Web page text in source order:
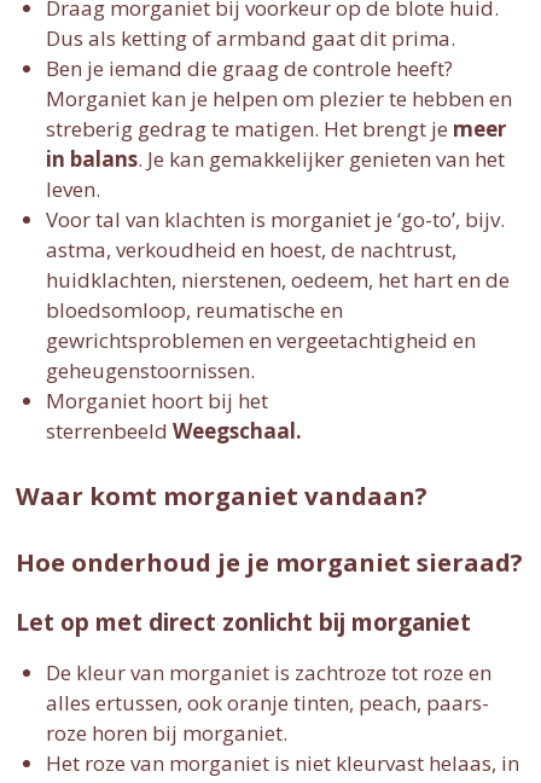
Draag morganiet bij voorkeur op de blote huid.
Dus als ketting of armband gaat dit prima.
Ben je iemand die graag de controle heeft?
Morganiet kan je helpen om plezier te hebben en
streberig gedrag te matigen. Het brengt je meer
in balans. Je kan gemakkelijker genieten van het
leven.
Voor tal van klachten is morganiet je ‘go-to’, bijv.
astma, verkoudheid en hoest, de nachtrust,
huidklachten, nierstenen, oedeem, het hart en de
bloedsomloop, reumatische en
gewrichtsproblemen en vergeetachtigheid en
geheugenstoornissen.
Morganiet hoort bij het
sterrenbeeld Weegschaal.
Waar komt morganiet vandaan?
Hoe onderhoud je je morganiet sieraad?
Let op met direct zonlicht bij morganiet
De kleur van morganiet is zachtroze tot roze en
alles ertussen, ook oranje tinten, peach, paars-
roze horen bij morganiet.
Het roze van morganiet is niet kleurvast helaas, in